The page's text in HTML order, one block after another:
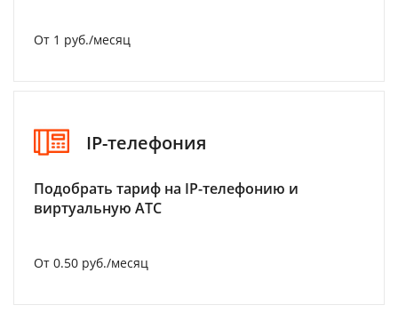
От 1 руб./месяц
IP-телефония
Подобрать тариф на IP-телефонию и
виртуальную АТС
От 0.50 руб./месяц